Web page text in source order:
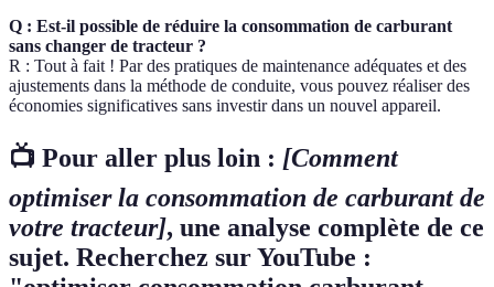
Q : Est-il possible de réduire la consommation de carburant
sans changer de tracteur ?
R : Tout à fait ! Par des pratiques de maintenance adéquates et des
ajustements dans la méthode de conduite, vous pouvez réaliser des
économies significatives sans investir dans un nouvel appareil.
📺 Pour aller plus loin : [Comment
optimiser la consommation de carburant de
votre tracteur], une analyse complète de ce
sujet. Recherchez sur YouTube :